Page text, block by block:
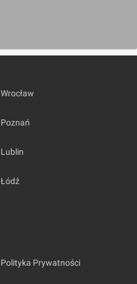
Wrocław
Poznań
Lublin
Łódź
Polityka Prywatności